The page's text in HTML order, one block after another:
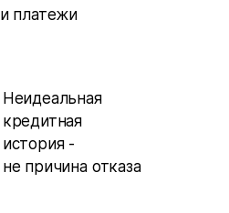
и платежи
Неидеальная
кредитная
история -
не причина отказа